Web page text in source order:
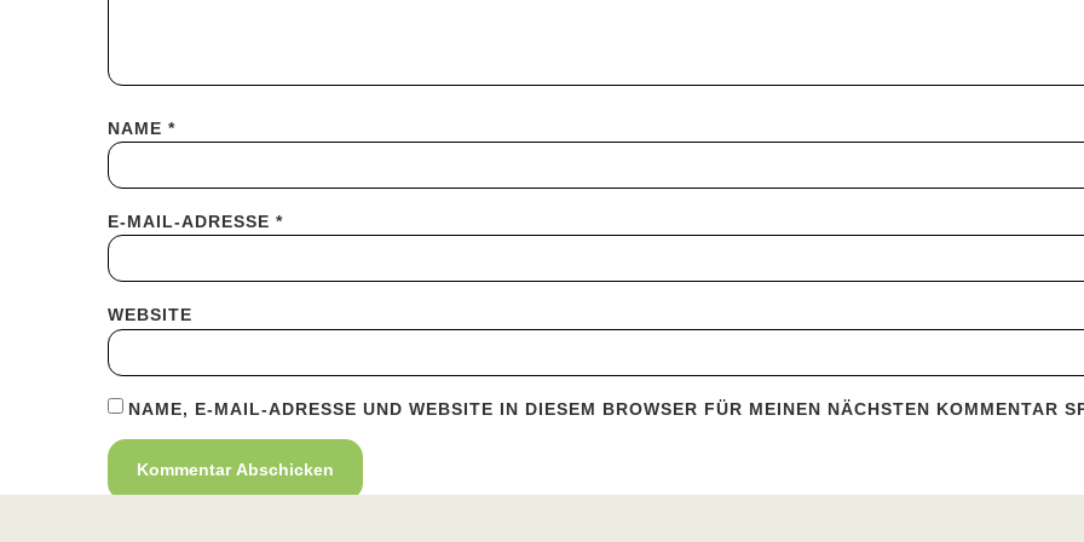
NAME *
E-MAIL-ADRESSE *
WEBSITE
NAME, E-MAIL-ADRESSE UND WEBSITE IN DIESEM BROWSER FÜR MEINEN NÄCHSTEN KOMMENTAR